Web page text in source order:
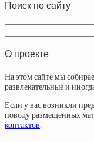
Поиск по сайту
О проекте
На этом сайте мы
развлекательные и
Если у вас возникли
поводу размещенных
контактов.